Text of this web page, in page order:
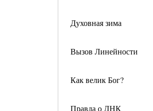
Духовная зима
Вызов Линейности
Как велик Бог?
Правда о ДНК